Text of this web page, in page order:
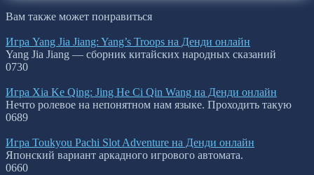
Вам также может понравиться
Игра Yang Jia Jiang: Yang’s Troops на Денди онлайн
Yang Jia Jiang — сборник китайских народных сказаний
0730
Игра Xia Ke Qing: Jing He Ci Qin Wang на Денди онлайн
Нечто ролевое на непонятном нам языке. Проходить такую
0689
Игра Toukyou Pachi Slot Adventure на Денди онлайн
Японский вариант аркадного игрового автомата.
0660